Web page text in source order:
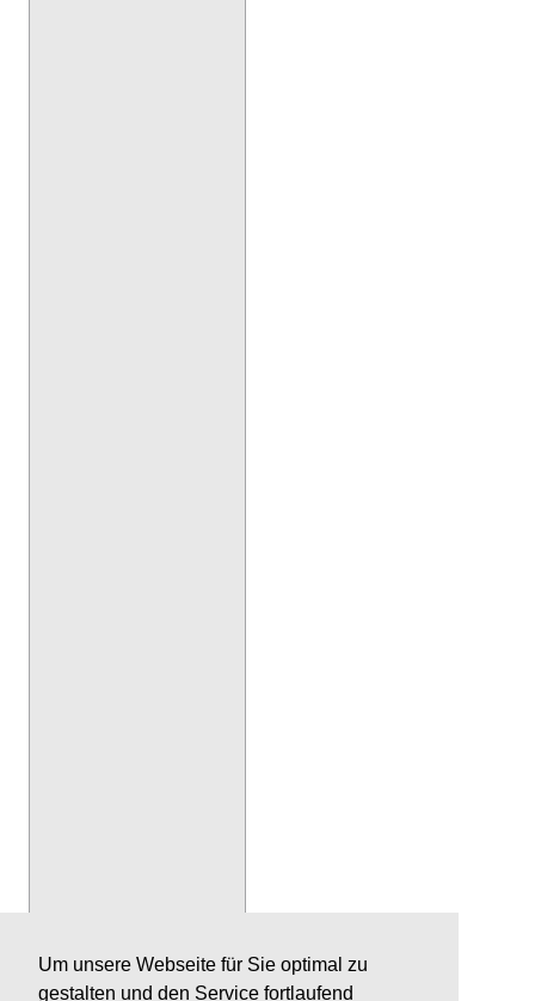
Um unsere Webseite für Sie optimal zu
gestalten und den Service fortlaufend